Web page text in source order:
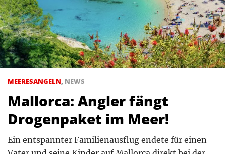
MEERESANGELN, NEWS
Mallorca: Angler fängt
Drogenpaket im Meer!
Ein entspannter Familienausflug endete für einen